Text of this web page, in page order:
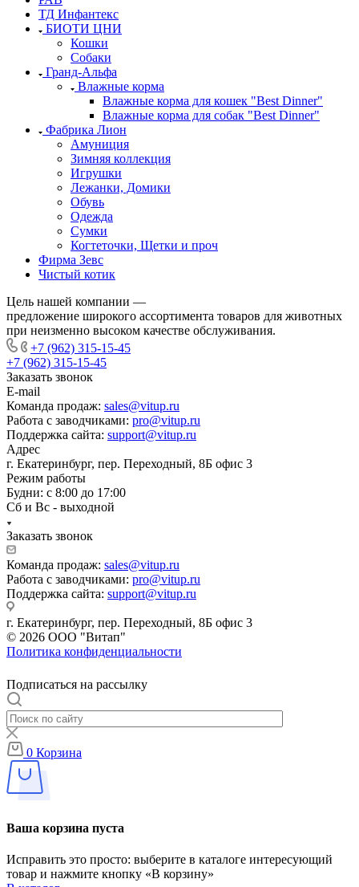
ТД Инфантекс
БИОТИ ЦНИ
Кошки
Собаки
Гранд-Альфа
Влажные корма
Влажные корма для кошек "Best Dinner"
Влажные корма для собак "Best Dinner"
Фабрика Лион
Амуниция
Зимняя коллекция
Игрушки
Лежанки, Домики
Обувь
Одежда
Сумки
Когтеточки, Щетки и проч
Фирма Зевс
Чистый котик
Цель нашей компании —
предложение широкого ассортимента товаров для животных
при неизменно высоком качестве обслуживания.
+7 (962) 315-15-45
+7 (962) 315-15-45
Заказать звонок
E-mail
Команда продаж: sales@vitup.ru
Работа с заводчиками: pro@vitup.ru
Поддержка сайта: support@vitup.ru
Адрес
г. Екатеринбург, пер. Переходный, 8Б офис 3
Режим работы
Будни: с 8:00 до 17:00
Сб и Вс - выходной
Заказать звонок
Команда продаж: sales@vitup.ru
Работа с заводчиками: pro@vitup.ru
Поддержка сайта: support@vitup.ru
г. Екатеринбург, пер. Переходный, 8Б офис 3
© 2026 ООО "Витап"
Политика конфиденциальности
Подписаться на рассылку
0 Корзина
Ваша корзина пуста
Исправить это просто: выберите в каталоге интересующий
товар и нажмите кнопку «В корзину»